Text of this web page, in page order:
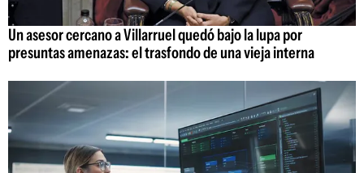
Un asesor cercano a Villarruel quedó bajo la lupa por
presuntas amenazas: el trasfondo de una vieja interna